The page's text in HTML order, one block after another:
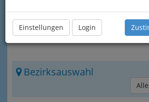
Einstellungen Login
Bezirksauswahl